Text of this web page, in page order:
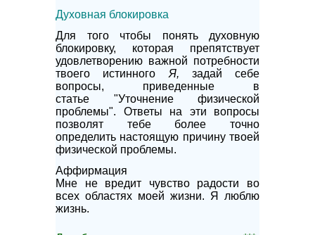
Духовная блокировка
Для того чтобы понять духовную
блокировку, которая препятствует
удовлетворению важной потребности
твоего истинного Я, задай себе
вопросы, приведенные в
статье "Уточнение физической
проблемы". Ответы на эти вопросы
позволят тебе более точно
определить настоящую причину твоей
физической проблемы.
Аффирмация
Мне не вредит чувство радости во
всех областях моей жизни. Я люблю
жизнь.